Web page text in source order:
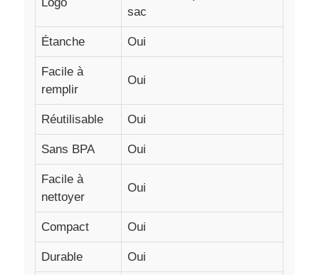
Bouteille d'eau pliable en silicone
Coupe pliable en silicone
Produits en caoutchouc de silicone
sac
Étanche Oui
Facile à
remplir
Oui
Réutilisable Oui
Sans BPA Oui
Facile à
nettoyer
Oui
Compact Oui
Durable Oui